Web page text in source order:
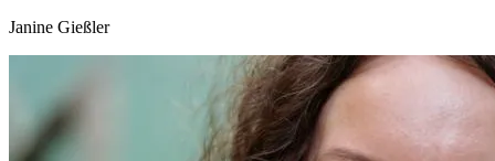
Janine Gießler